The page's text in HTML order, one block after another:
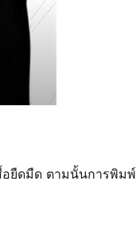
อยืดมืด ตามนั้นการพิมพ์